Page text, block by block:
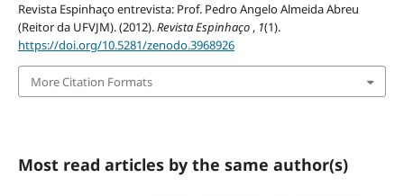
Revista Espinhaço entrevista: Prof. Pedro Angelo Almeida Abreu
(Reitor da UFVJM). (2012).Revista Espinhaço , 1(1).
https://doi.org/10.5281/zenodo.3968926
More Citation Formats
Most read articles by the same author(s)